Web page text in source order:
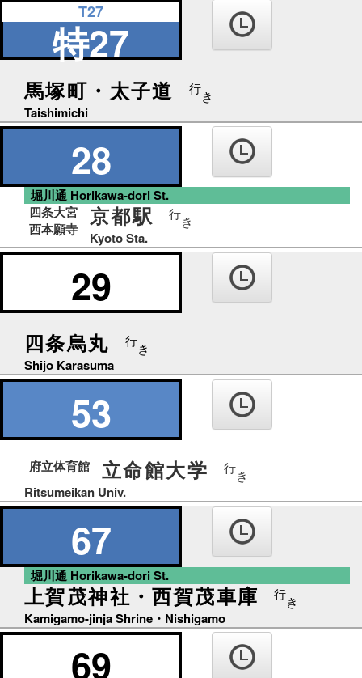
T27
特27
馬塚町・太子道 行き
Taishimichi
28
堀川通 Horikawa-dori St.
四条大宮
西本願寺
京都駅 行き
Kyoto Sta.
29
四条烏丸 行き
Shijo Karasuma
53
府立体育館 立命館大学 行き
Ritsumeikan Univ.
67
堀川通 Horikawa-dori St.
上賀茂神社・西賀茂車庫 行き
Kamigamo-jinja Shrine・Nishigamo
69